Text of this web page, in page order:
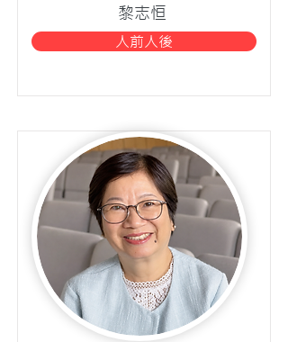
黎志恒
人前人後